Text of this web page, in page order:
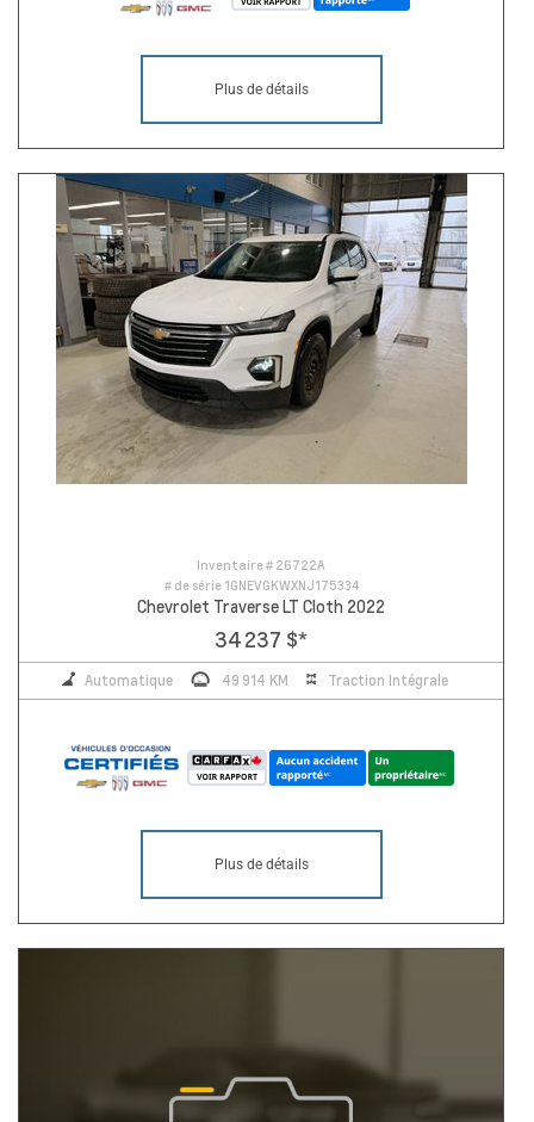
Plus de détails
Inventaire # 26722A
# de série 1GNEVGKWXNJ175334
Chevrolet Traverse LT Cloth 2022
34 237 $*
Automatique 49 914 KM Traction Intégrale
Plus de détails